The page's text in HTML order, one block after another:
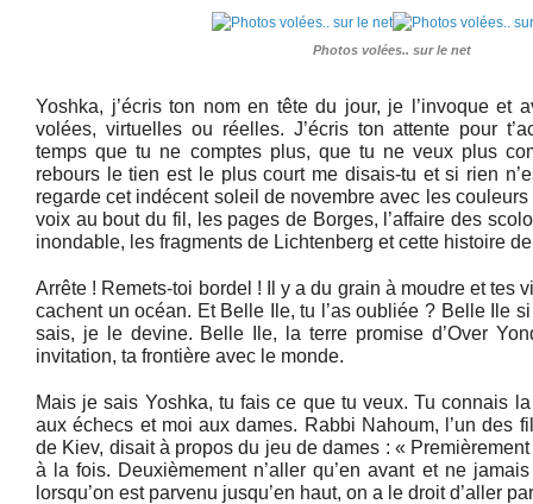
Photos volées.. sur le net
Yoshka, j’écris ton nom en tête du jour, je l’invoque et
volées, virtuelles ou réelles. J’écris ton attente pour
temps que tu ne comptes plus, que tu ne veux plus
rebours le tien est le plus court me disais-tu et si rien
regarde cet indécent soleil de novembre avec les couleurs
voix au bout du fil, les pages de Borges, l’affaire des
inondable, les fragments de Lichtenberg et cette histoire
Arrête ! Remets-toi bordel ! Il y a du grain à moudre et tes
cachent un océan. Et Belle Ile, tu l’as oubliée ? Belle Ile
sais, je le devine. Belle Ile, la terre promise d’Over
invitation, ta frontière avec le monde.
Mais je sais Yoshka, tu fais ce que tu veux. Tu connais
aux échecs et moi aux dames. Rabbi Nahoum, l’un des
de Kiev, disait à propos du jeu de dames : «
à la fois. Deuxièmement n’aller qu’en avant et ne
lorsqu’on est parvenu jusqu’en haut, on a le droit d’aller